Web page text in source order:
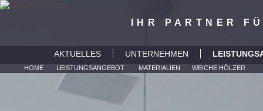
IHR PARTNER
AKTUELLES UNTERNEHMEN
Geschäftsleitung
Team Verkauf
Team Planung
Team Lernende
Team Werkstatt
Buchhaltung
Firmenjubilare
Berufsbildung
Jobs
Partner
Links Medien
Beratung
Planung
Ausführung /
Materialien
HOME LEISTUNGSANGEBOT MATERIALIEN WEICHE HÖLZER